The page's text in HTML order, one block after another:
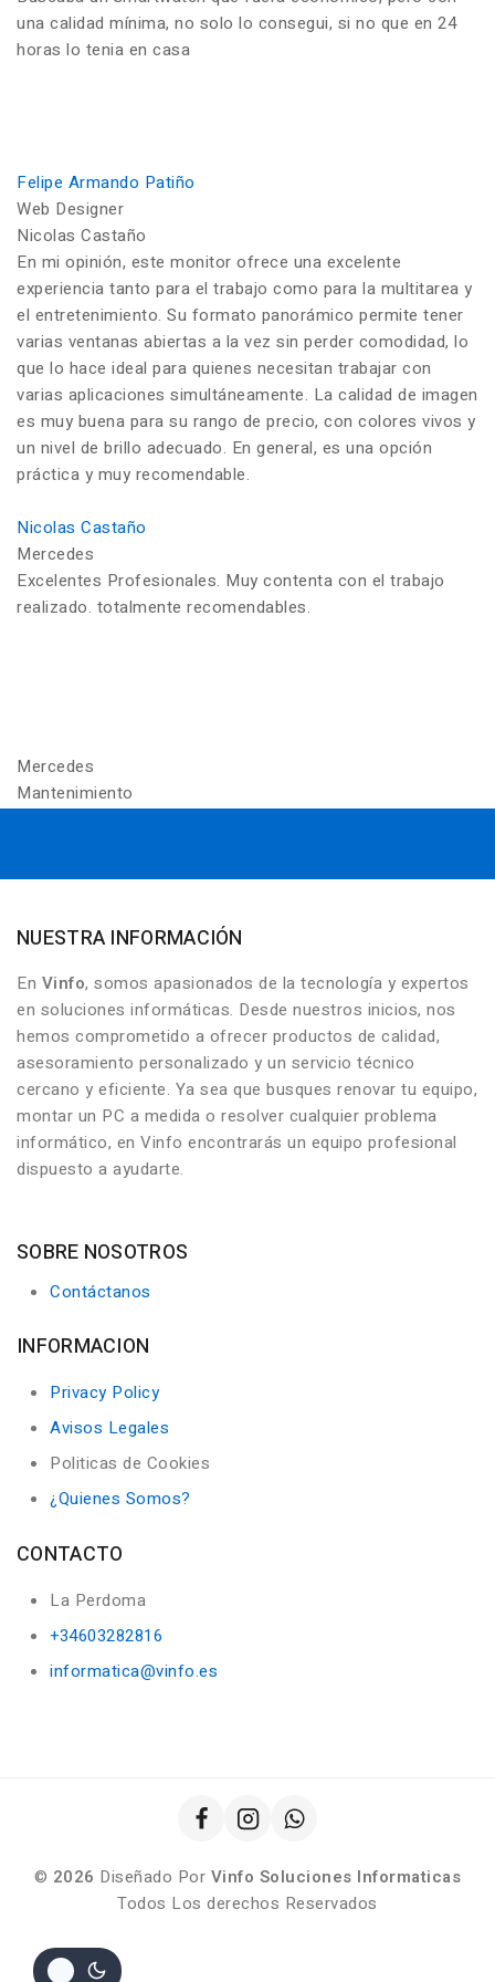
una calidad mínima, no solo lo consegui, si no que en 24
horas lo tenia en casa
Felipe Armando Patiño
Web Designer
Nicolas Castaño
En mi opinión, este monitor ofrece una excelente
experiencia tanto para el trabajo como para la multitarea y
el entretenimiento. Su formato panorámico permite tener
varias ventanas abiertas a la vez sin perder comodidad, lo
que lo hace ideal para quienes necesitan trabajar con
varias aplicaciones simultáneamente. La calidad de imagen
es muy buena para su rango de precio, con colores vivos y
un nivel de brillo adecuado. En general, es una opción
práctica y muy recomendable.
Nicolas Castaño
Mercedes
Excelentes Profesionales. Muy contenta con el trabajo
realizado. totalmente recomendables.
Mercedes
Mantenimiento
NUESTRA INFORMACIÓN
En Vinfo, somos apasionados de la tecnología y expertos
en soluciones informáticas. Desde nuestros inicios, nos
hemos comprometido a ofrecer productos de calidad,
asesoramiento personalizado y un servicio técnico
cercano y eficiente. Ya sea que busques renovar tu equipo,
montar un PC a medida o resolver cualquier problema
informático, en Vinfo encontrarás un equipo profesional
dispuesto a ayudarte.
SOBRE NOSOTROS
Contáctanos
INFORMACION
Privacy Policy
Avisos Legales
Politicas de Cookies
¿Quienes Somos?
CONTACTO
La Perdoma
+34603282816
informatica@vinfo.es
© 2026 Diseñado Por Vinfo Soluciones Informaticas
Todos Los derechos Reservados